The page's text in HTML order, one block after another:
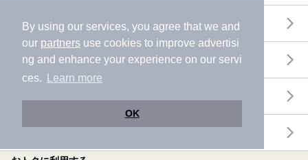
By using our services, you agree that we and
our partners use cookies to improve advertisi
ng and enhance your experience on our servi
ces.
Learn more
OK
地図から探す
特徴から探す